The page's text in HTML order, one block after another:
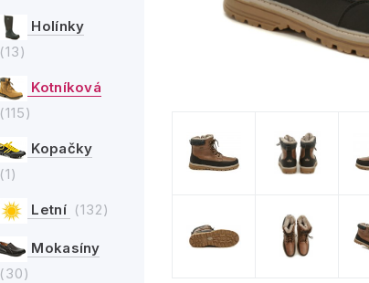
Holínky
(13)
Kotníková
(115)
Kopačky
(1)
Letní (132)
Mokasíny
(30)